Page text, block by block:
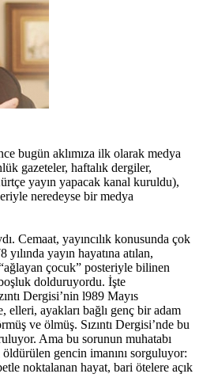
bugün aklımıza ilk olarak medya
gazeteler, haftalık dergiler,
yayın yapacak kanal kuruldu),
neredeyse bir medya
Cemaat, yayıncılık konusunda çok
yayın hayatına atılan,
çocuk” posteriyle bilinen
dolduruyordu. İşte
Dergisi’nin l989 Mayıs
elleri, ayakları bağlı genç bir adam
ve ölmüş. Sızıntı Dergisi’nde bu
Ama bu sorunun muhatabı
gencin imanını sorguluyor:
noktalanan hayat, bari ötelere açık